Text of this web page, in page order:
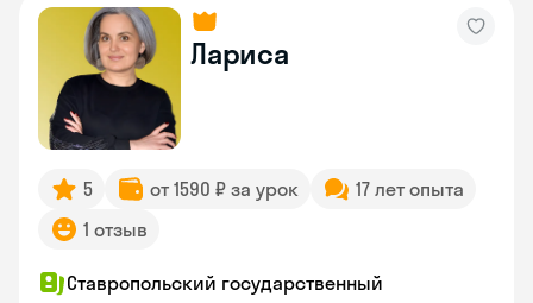
Лариса
5 от 1590 ₽ за урок
17 лет опыта
1 отзыв
Ставропольский государственный